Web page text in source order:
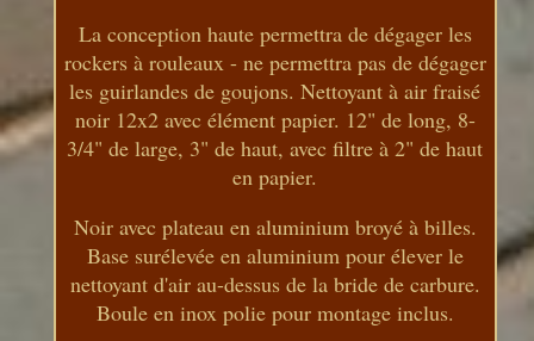
La conception haute permettra de dégager les
rockers à rouleaux - ne permettra pas de dégager
les guirlandes de goujons. Nettoyant à air fraisé
noir 12x2 avec élément papier. 12" de long, 8-
3/4" de large, 3" de haut, avec filtre à 2" de haut
en papier.
Noir avec plateau en aluminium broyé à billes.
Base surélevée en aluminium pour élever le
nettoyant d'air au-dessus de la bride de carbure.
Boule en inox polie pour montage inclus.